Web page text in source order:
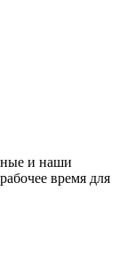
и наши
время для